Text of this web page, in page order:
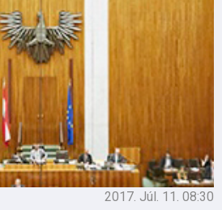
2017. Júl. 11. 08:30